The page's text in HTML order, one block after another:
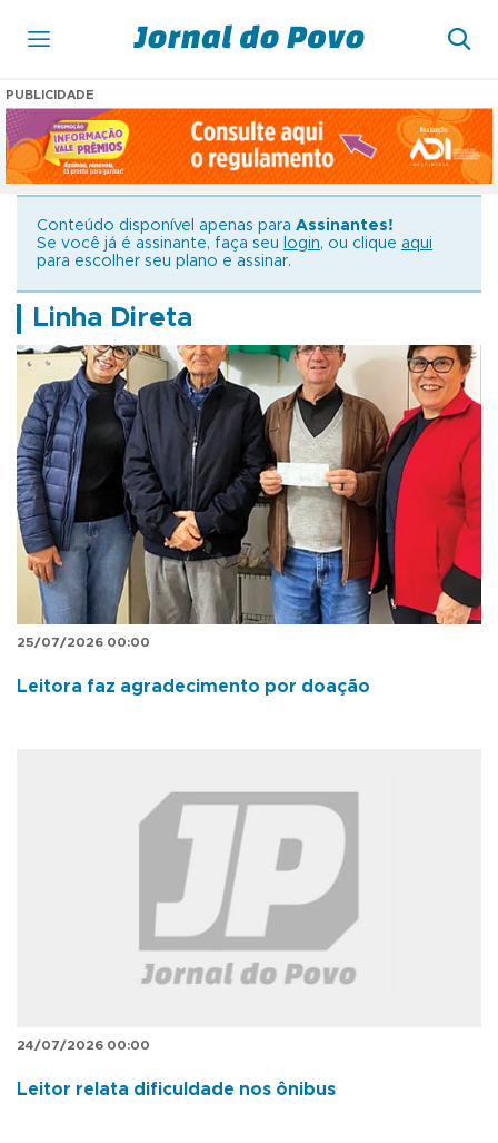
PUBLICIDADE
Conteúdo disponível apenas para Assinantes!
Se você já é assinante, faça seu
login, ou clique aqui
para escolher seu plano e assinar.
Linha Direta
25/07/2026 00:00
Leitora faz agradecimento por doação
24/07/2026 00:00
Leitor relata dificuldade nos ônibus